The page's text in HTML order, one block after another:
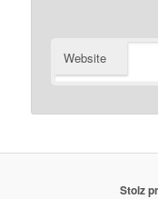
Website
Stolz